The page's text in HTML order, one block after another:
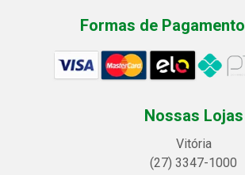
Formas de Pagamento
Nossas Lojas
Vitória
(27) 3347-1000